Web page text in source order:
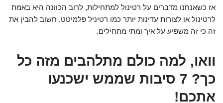
אז כשאנחנו מדברים על רטינול למתחילות, לרוב הכוונה היא באמת
לרטינול או לצורות עדינות יותר כמו רטיניל פלמיטט. חשוב להבין את
זה כי זה משפיע על איך ומתי מתחילים.
וואו, למה כולם מתלהבים מזה כל
כך? 7 סיבות שממש ישכנעו
אתכם!